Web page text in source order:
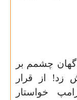
چشمم بر
زد! از قرار
خواستار